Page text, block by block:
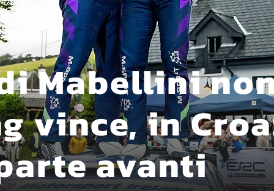
Mabellini
vince, in
avanti